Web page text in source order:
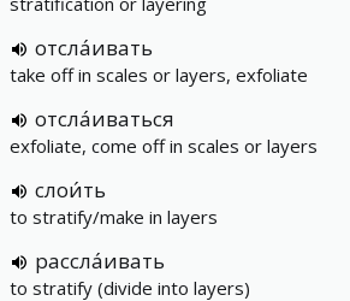
отсла́ивать
take off in scales or layers, exfoliate
отсла́иваться
exfoliate, come off in scales or layers
слои́ть
to stratify/make in layers
рассла́ивать
to stratify (divide into layers)